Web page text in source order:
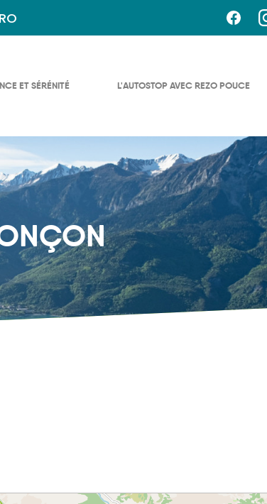
ET SÉRÉNITÉ L'AUTOSTOP AVEC REZO POUCE